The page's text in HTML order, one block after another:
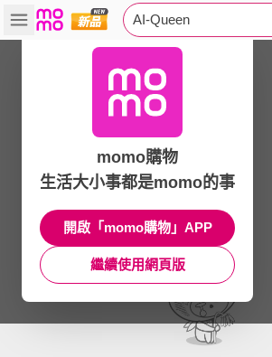
AI-Queen
momo購物
生活大小事都是momo的事
開啟「momo購物」APP
繼續使用網頁版